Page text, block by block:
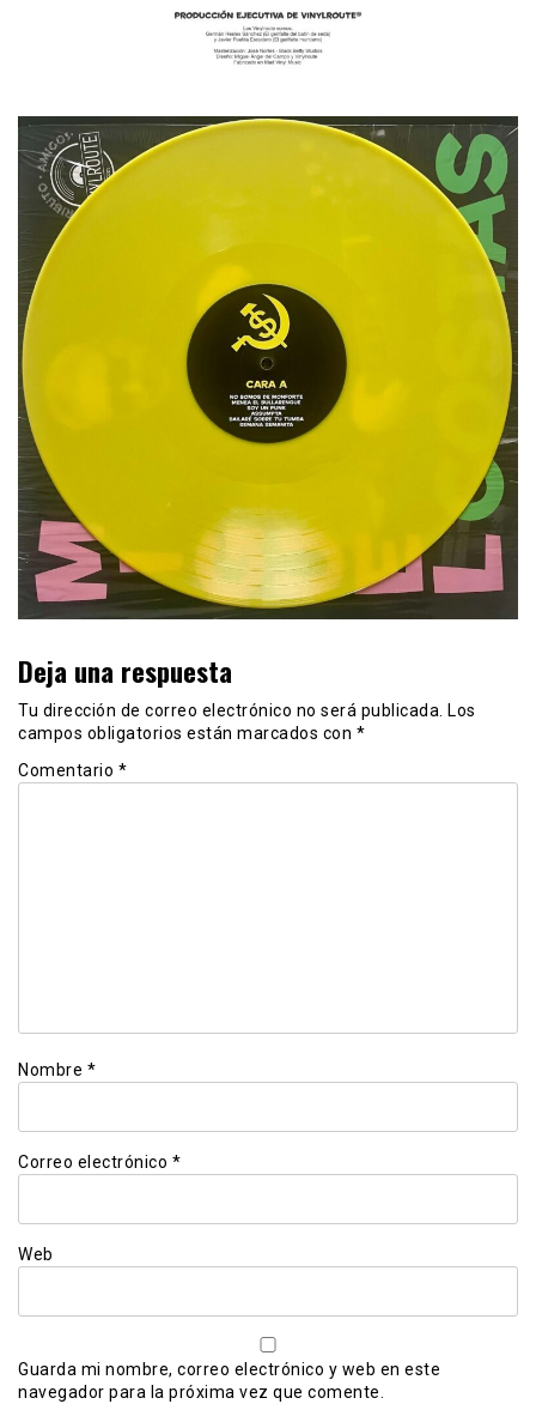
Deja una respuesta
Tu dirección de correo electrónico no será publicada. Los
campos obligatorios están marcados con *
Comentario *
Nombre *
Correo electrónico *
Web
Guarda mi nombre, correo electrónico y web en este
navegador para la próxima vez que comente.